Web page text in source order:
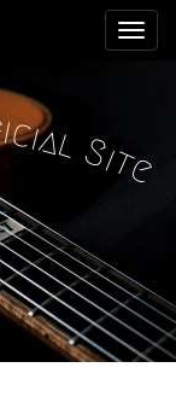
icial Si
te